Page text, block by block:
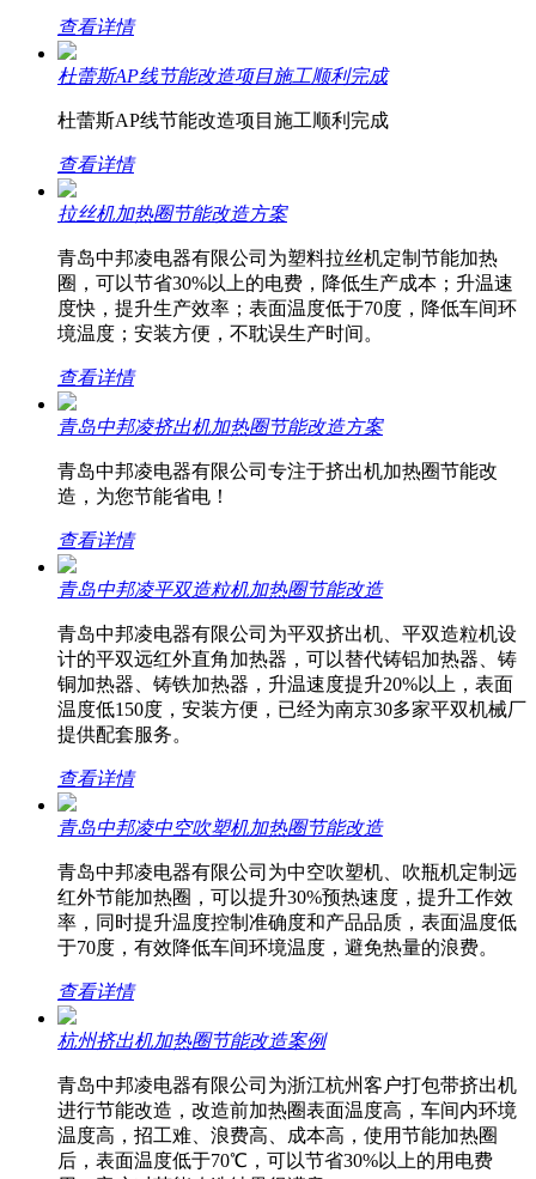
查看详情
杜蕾斯AP线节能改造项目施工顺利完成
杜蕾斯AP线节能改造项目施工顺利完成
查看详情
拉丝机加热圈节能改造方案
青岛中邦凌电器有限公司为塑料拉丝机定制节能加热
圈，可以节省30%以上的电费，降低生产成本；升温速
度快，提升生产效率；表面温度低于70度，降低车间环
境温度；安装方便，不耽误生产时间。
查看详情
青岛中邦凌挤出机加热圈节能改造方案
青岛中邦凌电器有限公司专注于挤出机加热圈节能改
造，为您节能省电！
查看详情
青岛中邦凌平双造粒机加热圈节能改造
青岛中邦凌电器有限公司为平双挤出机、平双造粒机设
计的平双远红外直角加热器，可以替代铸铝加热器、铸
铜加热器、铸铁加热器，升温速度提升20%以上，表面
温度低150度，安装方便，已经为南京30多家平双机械厂
提供配套服务。
查看详情
青岛中邦凌中空吹塑机加热圈节能改造
青岛中邦凌电器有限公司为中空吹塑机、吹瓶机定制远
红外节能加热圈，可以提升30%预热速度，提升工作效
率，同时提升温度控制准确度和产品品质，表面温度低
于70度，有效降低车间环境温度，避免热量的浪费。
查看详情
杭州挤出机加热圈节能改造案例
青岛中邦凌电器有限公司为浙江杭州客户打包带挤出机
进行节能改造，改造前加热圈表面温度高，车间内环境
温度高，招工难、浪费高、成本高，使用节能加热圈
后，表面温度低于70℃，可以节省30%以上的用电费